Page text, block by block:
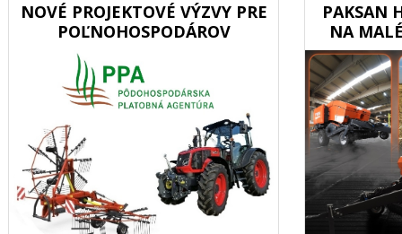
NOVÉ PROJEKTOVÉ VÝZVY PRE
POĽNOHOSPODÁROV
PAKSAN
NA